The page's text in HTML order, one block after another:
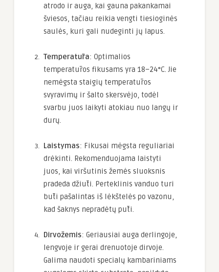
atrodo ir auga, kai gauna pakankamai
šviesos, tačiau reikia vengti tiesioginės
saulės, kuri gali nudeginti jų lapus.
Temperatūra: Optimalios
temperatūros fikusams yra 18–24°C. Jie
nemėgsta staigių temperatūros
svyravimų ir šalto skersvėjo, todėl
svarbu juos laikyti atokiau nuo langų ir
durų.
Laistymas: Fikusai mėgsta reguliariai
drėkinti. Rekomenduojama laistyti
juos, kai viršutinis žemės sluoksnis
pradeda džiūti. Perteklinis vanduo turi
būti pašalintas iš lėkštelės po vazonu,
kad šaknys nepradėtų pūti.
Dirvožemis: Geriausiai auga derlingoje,
lengvoje ir gerai drenuotoje dirvoje.
Galima naudoti specialų kambariniams